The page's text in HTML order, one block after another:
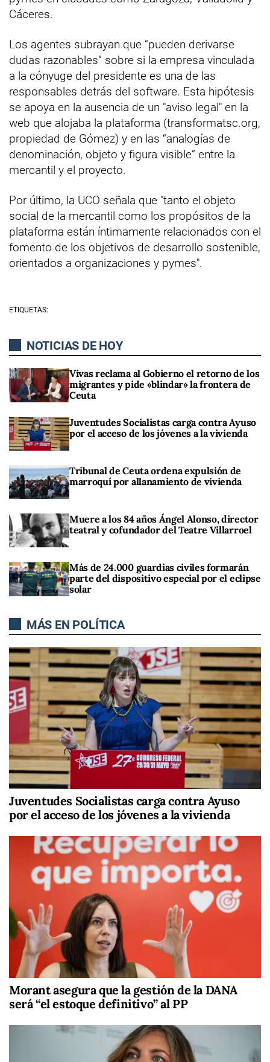
Cáceres.
Los agentes subrayan que “pueden derivarse
dudas razonables” sobre si la empresa vinculada
a la cónyuge del presidente es una de las
responsables detrás del software. Esta hipótesis
se apoya en la ausencia de un "aviso legal" en la
web que alojaba la plataforma (transformatsc.org,
propiedad de Gómez) y en las “analogías de
denominación, objeto y figura visible” entre la
mercantil y el proyecto.
Por último, la UCO señala que "tanto el objeto
social de la mercantil como los propósitos de la
plataforma están íntimamente relacionados con el
fomento de los objetivos de desarrollo sostenible,
orientados a organizaciones y pymes".
ETIQUETAS:
NOTICIAS DE HOY
Vivas reclama al Gobierno el retorno de los
migrantes y pide «blindar» la frontera de
Ceuta
Juventudes Socialistas carga contra Ayuso
por el acceso de los jóvenes a la vivienda
Tribunal de Ceuta ordena expulsión de
marroquí por allanamiento de vivienda
Muere a los 84 años Ángel Alonso, director
teatral y cofundador del Teatre Villarroel
Más de 24.000 guardias civiles formarán
parte del dispositivo especial por el eclipse
solar
MÁS EN POLÍTICA
Juventudes Socialistas carga contra Ayuso
por el acceso de los jóvenes a la vivienda
Morant asegura que la gestión de la DANA
será “el estoque definitivo” al PP